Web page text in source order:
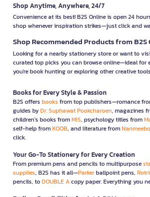
Shop Anytime, Anywhere, 24/7
Convenience at its best! B2S Online is open 24
shop whenever inspiration strikes—just click and
Shop Recommended Products from B2S
Looking for a nearby stationery store or want to
curated top picks you can browse online—ideal for
you're book hunting or exploring other creative
Books for Every Style & Passion
B2S offers books from top publishers—romance
guides byDr. Suphawat Pookcharoen, magazines
children’s books fromMIS, psychology titles from
self-help fromKOOB, and literature from
click.
Your Go-To Stationery for Every Creation
From premium pens and pencils to multipurpose
supplies, B2S has it all—Parkerballpoint pens,
pencils, toDOUBLE Acopy paper. Everything you